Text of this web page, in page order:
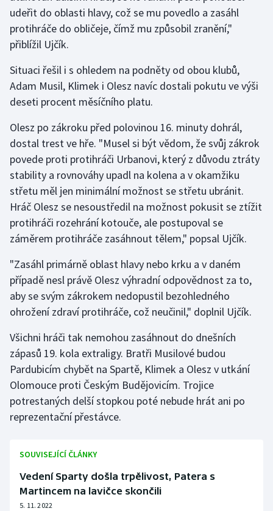
udeřit do oblasti hlavy, což se mu povedlo a zasáhl
protihráče do obličeje, čímž mu způsobil zranění,"
přiblížil Ujčík.
Situaci řešil i s ohledem na podněty od obou klubů,
Adam Musil, Klimek i Olesz navíc dostali pokutu ve výši
deseti procent měsíčního platu.
Olesz po zákroku před polovinou 16. minuty dohrál,
dostal trest ve hře. "Musel si být vědom, že svůj zákrok
povede proti protihráči Urbanovi, který z důvodu ztráty
stability a rovnováhy upadl na kolena a v okamžiku
střetu měl jen minimální možnost se střetu ubránit.
Hráč Olesz se nesoustředil na možnost pokusit se ztížit
protihráči rozehrání kotouče, ale postupoval se
záměrem protihráče zasáhnout tělem," popsal Ujčík.
"Zasáhl primárně oblast hlavy nebo krku a v daném
případě nesl právě Olesz výhradní odpovědnost za to,
aby se svým zákrokem nedopustil bezohledného
ohrožení zdraví protihráče, což neučinil," doplnil Ujčík.
Všichni hráči tak nemohou zasáhnout do dnešních
zápasů 19. kola extraligy. Bratři Musilové budou
Pardubicím chybět na Spartě, Klimek a Olesz v utkání
Olomouce proti Českým Budějovicím. Trojice
potrestaných delší stopkou poté nebude hrát ani po
reprezentační přestávce.
SOUVISEJÍCÍ ČLÁNKY
Vedení Sparty došla trpělivost, Patera s
Martincem na lavičce skončili
5. 11. 2022